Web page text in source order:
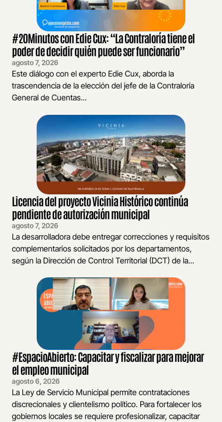
#20Minutos con Edie Cux: “La Contraloría tiene el
poder de decidir quién puede ser funcionario”
agosto 7, 2026
Este diálogo con el experto Edie Cux, aborda la
trascendencia de la elección del jefe de la Contraloría
General de Cuentas...
Licencia del proyecto Vicinia Histórico continúa
pendiente de autorización municipal
agosto 7, 2026
La desarrolladora debe entregar correcciones y requisitos
complementarios solicitados por los departamentos,
según la Dirección de Control Territorial (DCT) de la...
#EspacioAbierto: Capacitar y fiscalizar para mejorar
el empleo municipal
agosto 6, 2026
La Ley de Servicio Municipal permite contrataciones
discrecionales y clientelismo político. Para fortalecer los
gobiernos locales se requiere profesionalizar, capacitar